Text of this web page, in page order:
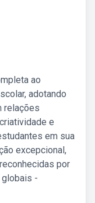
ao
adotando
relações
e
em sua
excepcional,
por
-